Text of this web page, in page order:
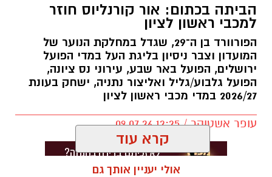
הביתה בכתום: אור קורנליוס חוזר
למכבי ראשון לציון
הפורוורד בן ה־29, שגדל במחלקת הנוער של
המועדון וצבר ניסיון בליגת העל במדי הפועל
ירושלים, הפועל באר שבע, עירוני נס ציונה,
הפועל גלבוע/גליל ואליצור נתניה, ישחק בעונת
2026/27 במדי מכבי ראשון לציון
עופר אשטוקר / 12:25 09.07.26
קרא עוד
אולי יעניין אותך גם